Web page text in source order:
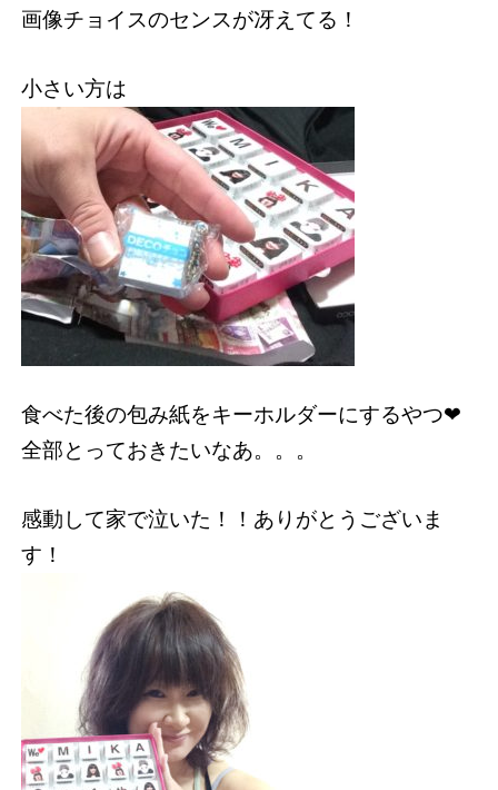
画像チョイスのセンスが冴えてる！
小さい方は
食べた後の包み紙をキーホルダーにするやつ❤︎
全部とっておきたいなあ。。。
感動して家で泣いた！！ありがとうございま
す！